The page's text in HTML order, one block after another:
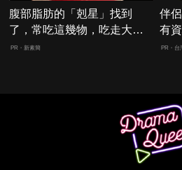
腹部脂肪的「剋星」找到
了，常吃這幾物，吃走大肚
囊，瘦出小蠻腰
PR・新素簡
伴
有
PR・台